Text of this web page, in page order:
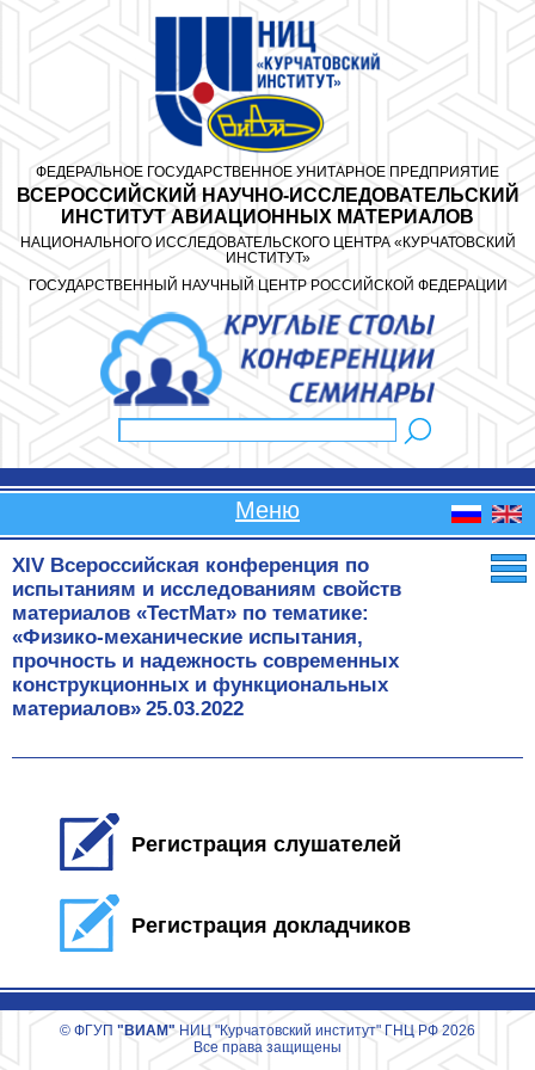
ФЕДЕРАЛЬНОЕ ГОСУДАРСТВЕННОЕ УНИТАРНОЕ ПРЕДПРИЯТИЕ
ВСЕРОССИЙСКИЙ НАУЧНО-ИССЛЕДОВАТЕЛЬСКИЙ
ИНСТИТУТ АВИАЦИОННЫХ МАТЕРИАЛОВ
НАЦИОНАЛЬНОГО ИССЛЕДОВАТЕЛЬСКОГО ЦЕНТРА «КУРЧАТОВСКИЙ
ИНСТИТУТ»
ГОСУДАРСТВЕННЫЙ НАУЧНЫЙ ЦЕНТР РОССИЙСКОЙ ФЕДЕРАЦИИ
Форма поиска
Меню
XIV Всероссийская конференция по
испытаниям и исследованиям свойств
материалов «ТестМат» по тематике:
«Физико-механические испытания,
прочность и надежность современных
конструкционных и функциональных
материалов» 25.03.2022
Регистрация слушателей
Регистрация докладчиков
© ФГУП "ВИАМ" НИЦ "Курчатовский институт" ГНЦ РФ 2026
Все права защищены